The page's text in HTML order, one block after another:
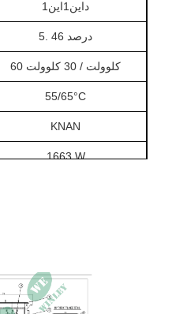
داین1این1
5. 46 درصد
60 کلوولت / 30 کلوولت
55/65°C
KNAN
1663 W